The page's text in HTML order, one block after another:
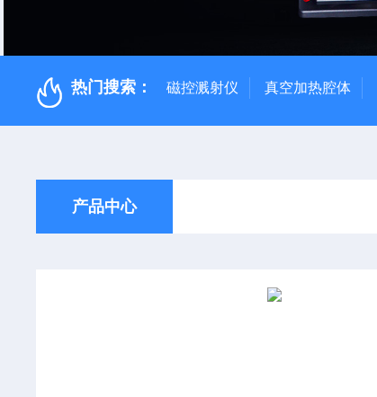
热门搜索： 磁控溅射仪 真空加热腔体
产品中心